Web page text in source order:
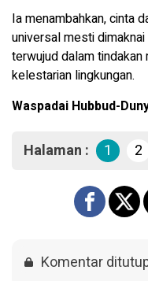
Ia menambahkan, cinta
universal mesti
terwujud dalam
kelestarian lingkungan.
Waspadai Hubbud-
Halaman : 1 2
Komentar